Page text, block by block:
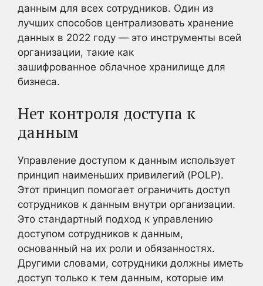
данным для всех сотрудников. Один из
лучших способов централизовать хранение
данных в 2022 году — это инструменты всей
организации, такие как
зашифрованное облачное хранилище для
бизнеса.
Нет контроля доступа к
данным
Управление доступом к данным использует
принцип наименьших привилегий (POLP).
Этот принцип помогает ограничить доступ
сотрудников к данным внутри организации.
Это стандартный подход к управлению
доступом сотрудников к данным,
основанный на их роли и обязанностях.
Другими словами, сотрудники должны иметь
доступ только к тем данным, которые им